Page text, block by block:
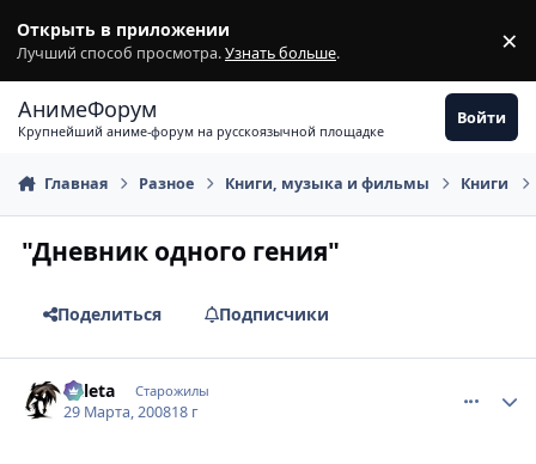
Открыть в приложении
Лучший способ просмотра.Узнать больше. ×
АнимеФорум
Крупнейший аниме-форум на русскоязычной площадке
Войти
Главная Разное Книги, музыка и фильмы Книги
"Дневник одного гения"
Поделиться Подписчики
Valeta Старожилы
29 Марта, 200818 г